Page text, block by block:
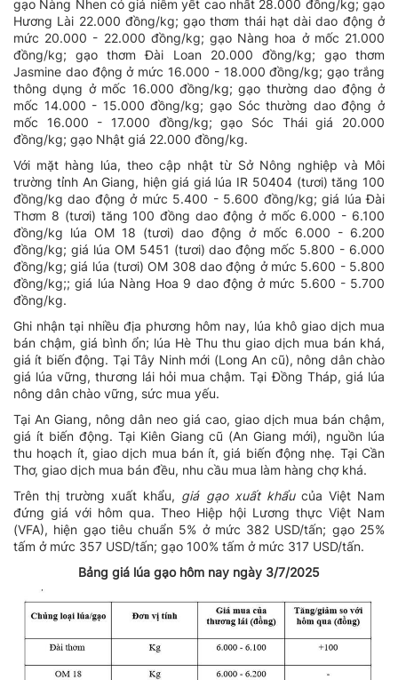
gạo Nàng Nhen có giá niêm yết cao nhất 28.000 đồng/kg; gạo
Hương Lài 22.000 đồng/kg; gạo thơm thái hạt dài dao động ở
mức 20.000 - 22.000 đồng/kg; gạo Nàng hoa ở mốc 21.000
đồng/kg; gạo thơm Đài Loan 20.000 đồng/kg; gạo thơm
Jasmine dao động ở mức 16.000 - 18.000 đồng/kg; gạo trắng
thông dụng ở mốc 16.000 đồng/kg; gạo thường dao động ở
mốc 14.000 - 15.000 đồng/kg; gạo Sóc thường dao động ở
mốc 16.000 - 17.000 đồng/kg; gạo Sóc Thái giá 20.000
đồng/kg; gạo Nhật giá 22.000 đồng/kg.
Với mặt hàng lúa, theo cập nhật từ Sở Nông nghiệp và Môi
trường tỉnh An Giang, hiện giá giá lúa IR 50404 (tươi) tăng 100
đồng/kg dao động ở mức 5.400 - 5.600 đồng/kg; giá lúa Đài
Thơm 8 (tươi) tăng 100 đồng dao động ở mốc 6.000 - 6.100
đồng/kg lúa OM 18 (tươi) dao động ở mốc 6.000 - 6.200
đồng/kg; giá lúa OM 5451 (tươi) dao động mốc 5.800 - 6.000
đồng/kg; giá lúa (tươi) OM 308 dao động ở mức 5.600 - 5.800
đồng/kg;; giá lúa Nàng Hoa 9 dao động ở mức 5.600 - 5.700
đồng/kg.
Ghi nhận tại nhiều địa phương hôm nay, lúa khô giao dịch mua
bán chậm, giá bình ổn; lúa Hè Thu thu giao dịch mua bán khá,
giá ít biến động. Tại Tây Ninh mới (Long An cũ), nông dân chào
giá lúa vững, thương lái hỏi mua chậm. Tại Đồng Tháp, giá lúa
nông dân chào vững, sức mua yếu.
Tại An Giang, nông dân neo giá cao, giao dịch mua bán chậm,
giá ít biến động. Tại Kiên Giang cũ (An Giang mới), nguồn lúa
thu hoạch ít, giao dịch mua bán ít, giá biến động nhẹ. Tại Cần
Thơ, giao dịch mua bán đều, nhu cầu mua làm hàng chợ khá.
Trên thị trường xuất khẩu, giá gạo xuất khẩucủa Việt Nam
đứng giá với hôm qua. Theo Hiệp hội Lương thực Việt Nam
(VFA), hiện gạo tiêu chuẩn 5% ở mức 382 USD/tấn; gạo 25%
tấm ở mức 357 USD/tấn; gạo 100% tấm ở mức 317 USD/tấn.
Bảng giá lúa gạo hôm nay ngày 3/7/2025